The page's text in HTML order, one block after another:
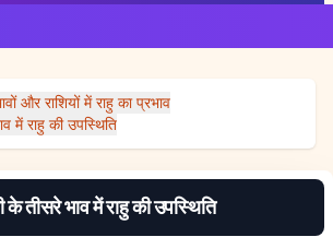
और राशियों में राहु का प्रभाव
में राहु की उपस्थिति
तीसरे भाव में राहु की उपस्थिति